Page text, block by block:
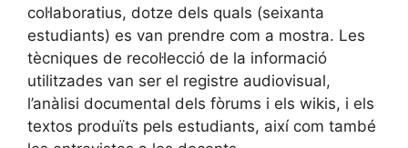
col·laboratius, dotze dels quals (seixanta
estudiants) es van prendre com a mostra. Les
tècniques de recol·lecció de la informació
utilitzades van ser el registre audiovisual,
l’anàlisi documental dels fòrums i els wikis, i els
textos produïts pels estudiants, així com també